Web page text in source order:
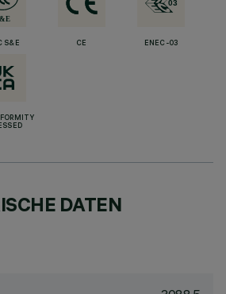
S&E CE ENEC-03
DATEN